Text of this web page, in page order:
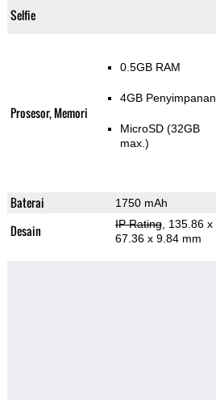
Selfie
Prosesor, Memori
0.5GB RAM
4GB Penyimpanan
MicroSD (32GB
max.)
Baterai 1750 mAh
Desain IP Rating, 135.86 x
67.36 x 9.84 mm